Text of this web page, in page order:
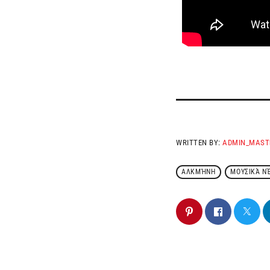
WRITTEN BY:
ΑΛΚΜΉΝΗ ΜΟΥΣΙΚΆ